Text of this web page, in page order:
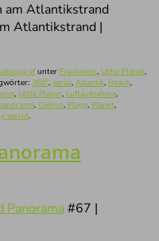
Atlantikstrand |
unter Frankreich, Little Planet,
360°, aerial, Atlantik, Beach,
, Little Planet, Luftaufnahme,
, Oléron, Plage, Planet,
world.
Panorama#67 |